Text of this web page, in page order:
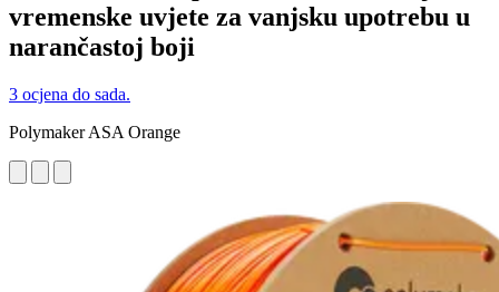
vremenske uvjete za vanjsku upotrebu u
narančastoj boji
3 ocjena do sada.
Polymaker ASA Orange